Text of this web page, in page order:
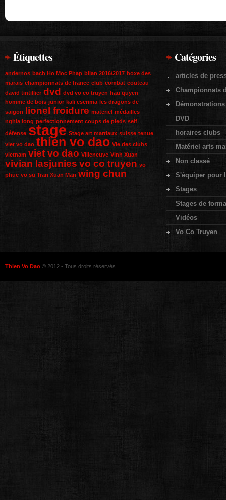
Étiquettes
andernos bach Ho Moc Phap bilan 2016/2017 boxe des
marais championnats de france club combat couteau
david tintillier dvd dvd vo co truyen hau quyen
homme de bois junior kali escrima les dragons de
saigon
lionel froidure materiel médailles
nghia long perfectionnement coups de pieds self
défense stage Stage art martiaux suisse tenue
viet vo dao thien vo dao Vie des clubs
vietnam viet vo dao Villeneuve Vinh Xuan
vivian lasjunies vo co truyen vo
phuc vo su Tran Xuan Man wing chun
Catégories
articles de
Championnats
Démonstrations
DVD
horaires clubs
Matériel arts
Non classé
S'équiper pour
Stages
Stages de
Vidéos
Vo Co Truyen
Thien Vo Dao © 2012 - Tous droits réservés.